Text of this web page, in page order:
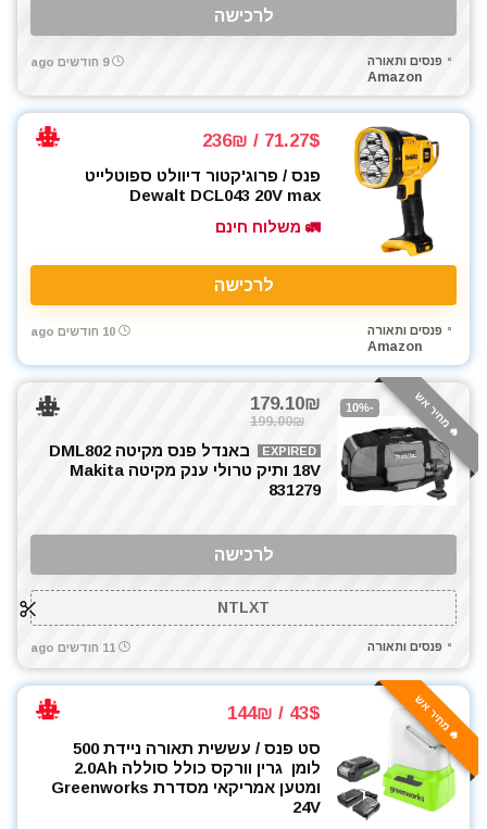
לרכישה
פנסים ותאורה
Amazon
9 חודשים ago
71.27$ / 236₪
פנס / פרוג'קטור דיוולט ספוטלייט
Dewalt DCL043 20V max
🚛 משלוח חינם
לרכישה
פנסים ותאורה
Amazon
10 חודשים ago
🔥 מחיר אש -10%
179.10₪
199.00₪
EXPIRED
באנדל פנס מקיטה DML802
18V ותיק טרולי ענק מקיטה Makita
831279
לרכישה
NTLXT
פנסים ותאורה 11 חודשים ago
🔥 מחיר אש 43$ / 144₪
סט פנס / עששית תאורה ניידת 500
לומן גרין וורקס כולל סוללה 2.0Ah
ומטען אמריקאי מסדרת Greenworks
24V